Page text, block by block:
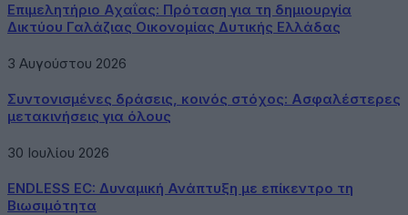
Επιμελητήριο Αχαΐας: Πρόταση για τη δημιουργία
Δικτύου Γαλάζιας Οικονομίας Δυτικής Ελλάδας
3 Αυγούστου 2026
Συντονισμένες δράσεις, κοινός στόχος: Ασφαλέστερες
μετακινήσεις για όλους
30 Ιουλίου 2026
ENDLESS EC: Δυναμική Ανάπτυξη με επίκεντρο τη
Βιωσιμότητα